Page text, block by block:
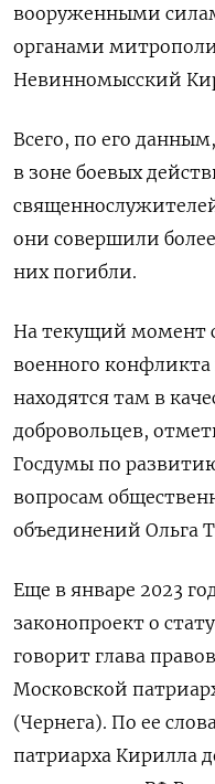
вооруженными
органами
Невинномысский
Всего, по его
в зоне боевых
они совершили
них погибли.
На текущий момент
военного конфликта
находятся там в
добровольцев,
Госдумы по
вопросам
объединений Ольга
Еще в январе 2023
законопроект о
говорит глава
Московской
(Чернега). По ее
патриарха Кирилла